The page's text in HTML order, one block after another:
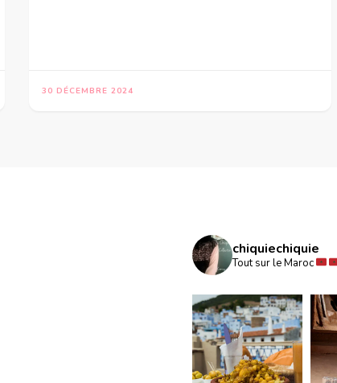
30 DÉCEMBRE 2024
chiquiechiquie
Tout sur le Maroc